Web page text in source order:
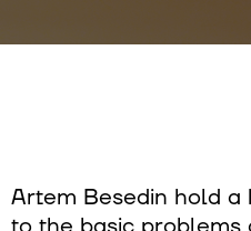
Artem Besedin hold a